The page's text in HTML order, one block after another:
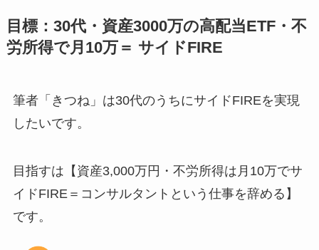
目標：30代・資産3000万の高配当ETF・不
労所得で月10万＝ サイドFIRE
筆者「きつね」は30代のうちにサイドFIREを実現
したいです。
目指すは【資産3,000万円・不労所得は月10万でサ
イドFIRE＝コンサルタントという仕事を辞める】
です。